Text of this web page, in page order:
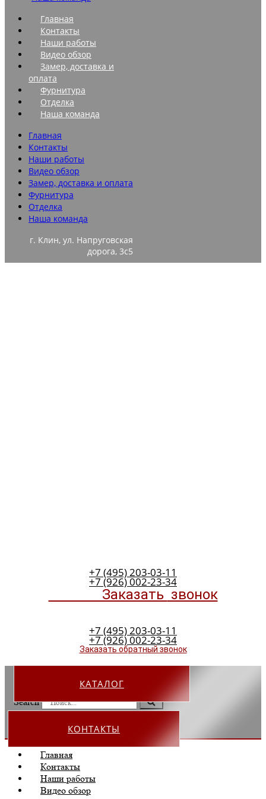
Главная
Контакты
Наши работы
Видео обзор
Замер, доставка и
оплата
Фурнитура
Отделка
Наша команда
Главная
Контакты
Наши работы
Видео обзор
Замер, доставка и оплата
Фурнитура
Отделка
Наша команда
г. Клин, ул. Напруговская
дорога, 3с5
+7 (495) 203-03-11
+7 (926) 002-23-34
Заказать звонок
+7 (495) 203-03-11
+7 (926) 002-23-34
Заказать обратный звонок
КАТАЛОГ
Search
КОНТАКТЫ
Главная
Контакты
Наши работы
Видео обзор